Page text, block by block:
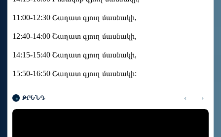
11:00-12:30 Շաղատ գյուղ մասնակի,
12:40-14:00 Շաղատ գյուղ մասնակի,
14:15-15:40 Շաղատ գյուղ մասնակի,
15:50-16:50 Շաղատ գյուղ մասնակի:
ԹՐԵՆԴ ‹ ›